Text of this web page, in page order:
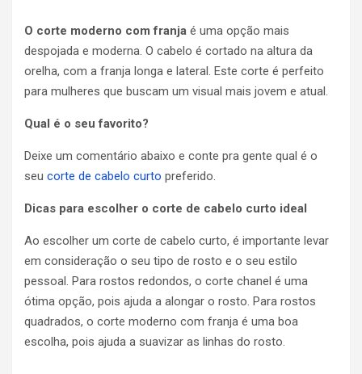
O corte moderno com franja é uma opção mais
despojada e moderna. O cabelo é cortado na altura da
orelha, com a franja longa e lateral. Este corte é perfeito
para mulheres que buscam um visual mais jovem e atual.
Qual é o seu favorito?
Deixe um comentário abaixo e conte pra gente qual é o
seu corte de cabelo curto preferido.
Dicas para escolher o corte de cabelo curto ideal
Ao escolher um corte de cabelo curto, é importante levar
em consideração o seu tipo de rosto e o seu estilo
pessoal. Para rostos redondos, o corte chanel é uma
ótima opção, pois ajuda a alongar o rosto. Para rostos
quadrados, o corte moderno com franja é uma boa
escolha, pois ajuda a suavizar as linhas do rosto.